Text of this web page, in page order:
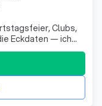
Clubs,
Eckdaten — ich
allem Weiteren.